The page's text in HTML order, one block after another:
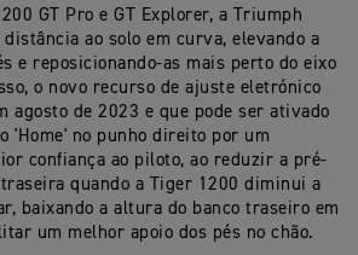
GT Pro e GT Explorer, a Triumph
ao solo em curva, elevando a
e reposicionando-as mais perto do eixo
o novo recurso de ajuste eletrónico
agosto de 2023 e que pode ser ativado
'Home' no punho direito por um
confiança ao piloto, ao reduzir a pré-
quando a Tiger 1200 diminui a
baixando a altura do banco traseiro em
um melhor apoio dos pés no chão.